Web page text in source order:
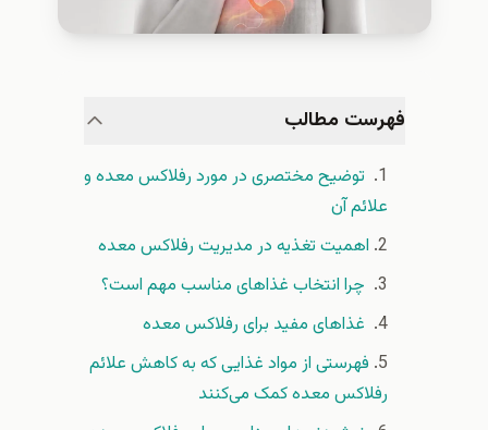
فهرست مطالب
توضیح مختصری در مورد رفلاکس معده و
علائم آن
اهمیت تغذیه در مدیریت رفلاکس معده
چرا انتخاب غذاهای مناسب مهم است؟
غذاهای مفید برای رفلاکس معده
فهرستی از مواد غذایی که به کاهش علائم
رفلاکس معده کمک می‌کنند